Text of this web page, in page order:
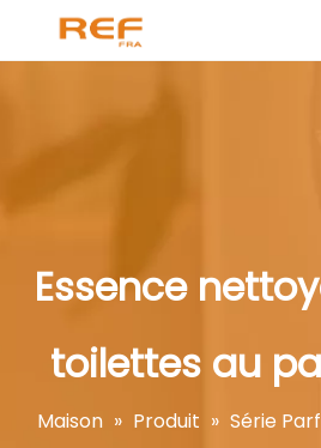
Essence
toilettes au
Maison » Produit » Série